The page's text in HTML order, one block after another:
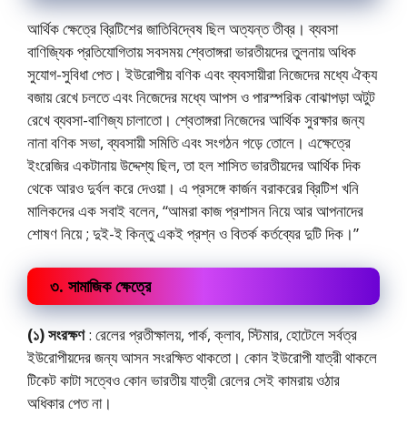
আর্থিক ক্ষেত্রে ব্রিটিশের জাতিবিদ্বেষ ছিল অত্যন্ত তীব্র। ব্যবসা
বাণিজ্যিক প্রতিযোগিতায় সবসময় শ্বেতাঙ্গরা ভারতীয়দের তুলনায় অধিক
সুযোগ-সুবিধা পেত। ইউরোপীয় বণিক এবং ব্যবসায়ীরা নিজেদের মধ্যে ঐক্য
বজায় রেখে চলতে এবং নিজেদের মধ্যে আপস ও পারস্পরিক বোঝাপড়া অটুট
রেখে ব্যবসা-বাণিজ্য চালাতো। শ্বেতাঙ্গরা নিজেদের আর্থিক সুরক্ষার জন্য
নানা বণিক সভা, ব্যবসায়ী সমিতি এবং সংগঠন গড়ে তোলে। এক্ষেত্রে
ইংরেজির একটানায় উদ্দেশ্য ছিল, তা হল শাসিত ভারতীয়দের আর্থিক দিক
থেকে আরও দুর্বল করে দেওয়া। এ প্রসঙ্গে কার্জন বরাকরের ব্রিটিশ খনি
মালিকদের এক সবাই বলেন, “আমরা কাজ প্রশাসন নিয়ে আর আপনাদের
শোষণ নিয়ে ; দুই-ই কিন্তু একই প্রশ্ন ও বিতর্ক কর্তব্যের দুটি দিক।”
৩. সামাজিক ক্ষেত্রে
(১) সংরক্ষণ: রেলের প্রতীক্ষালয়, পার্ক, ক্লাব, স্টিমার, হোটেলে সর্বত্র
ইউরোপীয়দের জন্য আসন সংরক্ষিত থাকতো। কোন ইউরোপী যাত্রী থাকলে
টিকেট কাটা সত্বেও কোন ভারতীয় যাত্রী রেলের সেই কামরায় ওঠার
অধিকার পেত না।